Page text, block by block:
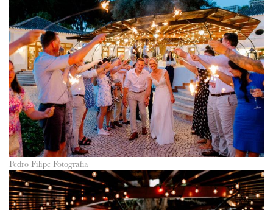
Pedro Filipe Fotografia